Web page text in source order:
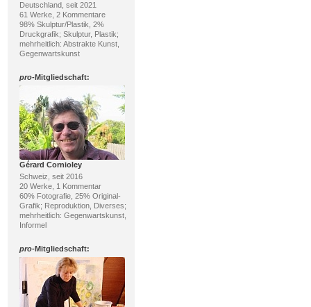
Deutschland, seit 2021
61 Werke, 2 Kommentare
98% Skulptur/Plastik, 2%
Druckgrafik; Skulptur, Plastik;
mehrheitlich: Abstrakte Kunst,
Gegenwartskunst
pro-Mitgliedschaft:
Gérard Cornioley
Schweiz, seit 2016
20 Werke, 1 Kommentar
60% Fotografie, 25% Original-
Grafik; Reproduktion, Diverses;
mehrheitlich: Gegenwartskunst,
Informel
pro-Mitgliedschaft: